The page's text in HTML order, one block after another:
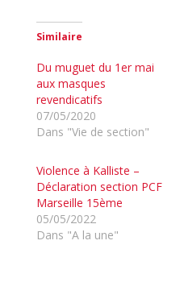
Similaire
Du muguet du 1er mai
aux masques
revendicatifs
07/05/2020
Dans "Vie de section"
Violence à Kalliste –
Déclaration section PCF
Marseille 15ème
05/05/2022
Dans "A la une"